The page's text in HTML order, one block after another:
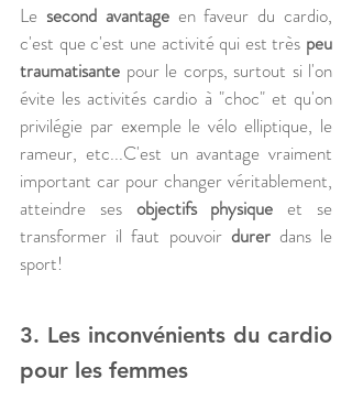
Le second avantage en faveur du cardio,
c'est que c'est une activité qui est très peu
traumatisante pour le corps, surtout si l'on
évite les activités cardio à "choc" et qu'on
privilégie par exemple le vélo elliptique, le
rameur, etc...C'est un avantage vraiment
important car pour changer véritablement,
atteindre ses objectifs physique et se
transformer il faut pouvoir durer dans le
sport!
3. Les inconvénients du cardio
pour les femmes